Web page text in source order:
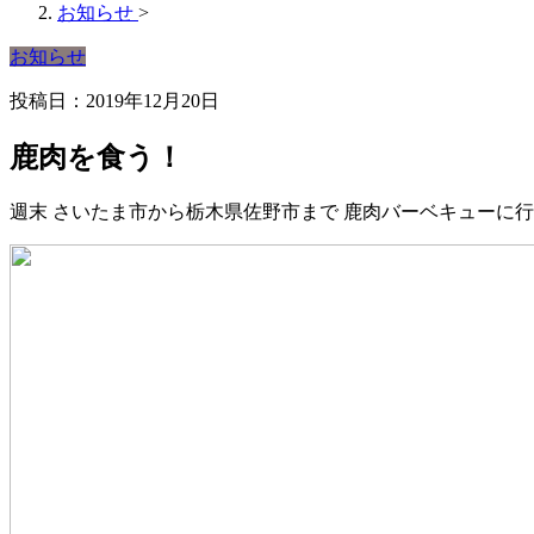
お知らせ >
お知らせ
投稿日：2019年12月20日
鹿肉を食う！
週末 さいたま市から栃木県佐野市まで 鹿肉バーベキューに行